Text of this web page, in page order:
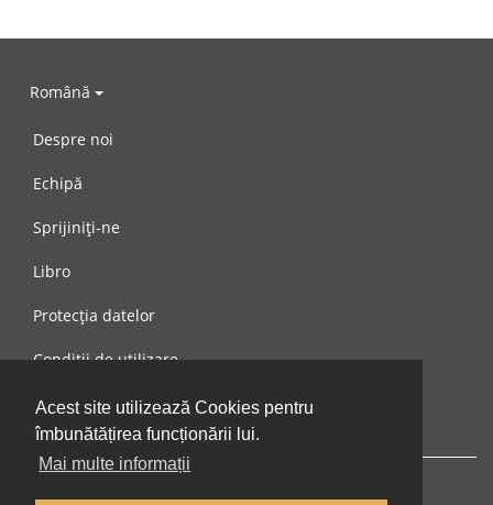
Acest site utilizează Cookies pentru
îmbunătățirea funcționării lui.
Mai multe informații
Română
Despre noi
Echipă
Sprijiniți-ne
Libro
Protecția datelor
Condiții de utilizare
Mesaj către noi